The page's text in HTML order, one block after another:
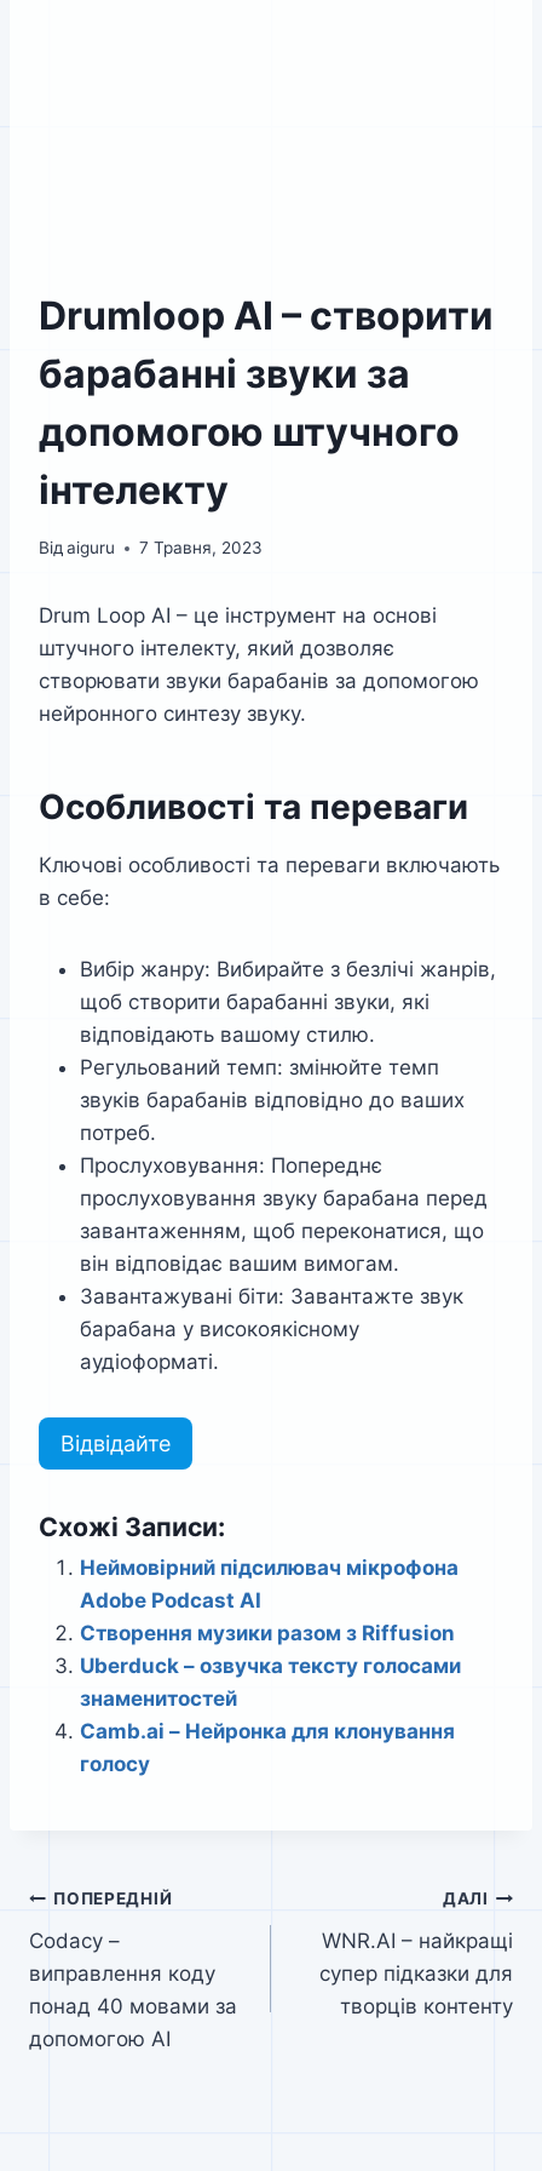
Drumloop AI – створити
барабанні звуки за
допомогою штучного
інтелекту
Відaiguru 7 Травня, 2023
Drum Loop AI – це інструмент на основі
штучного інтелекту, який дозволяє
створювати звуки барабанів за допомогою
нейронного синтезу звуку.
Особливості та переваги
Ключові особливості та переваги включають
в себе:
Вибір жанру: Вибирайте з безлічі жанрів,
щоб створити барабанні звуки, які
відповідають вашому стилю.
Регульований темп: змінюйте темп
звуків барабанів відповідно до ваших
потреб.
Прослуховування: Попереднє
прослуховування звуку барабана перед
завантаженням, щоб переконатися, що
він відповідає вашим вимогам.
Завантажувані біти: Завантажте звук
барабана у високоякісному
аудіоформаті.
Відвідайте
Схожі Записи:
Неймовірний підсилювач мікрофона
Adobe Podcast AI
Створення музики разом з Riffusion
Uberduck – озвучка тексту голосами
знаменитостей
Camb.ai – Нейронка для клонування
голосу
Навігація
записів
ПОПЕРЕДНІЙ
Codacy –
виправлення коду
понад 40 мовами за
допомогою AI
ДАЛІ
WNR.AI – найкращі
супер підказки для
творців контенту